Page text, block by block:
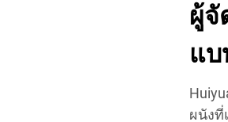
ผู้จั
แ
ผนังที่